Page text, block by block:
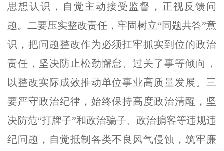
思想认识，自觉主动接受监督，正视反馈问
题。二要压实整改责任，牢固树立“同题共答”意
识，把问题整改作为必须扛牢抓实到位的政治
责任，坚决防止松劲懈怠、过关了事等倾向，
以整改实际成效推动单位事业高质量发展。三
要严守政治纪律，始终保持高度政治清醒，坚
决防范“打牌子”和政治骗子、政治掮客等违规违
纪问题，自觉抵制各类不良风气侵蚀，筑牢廉